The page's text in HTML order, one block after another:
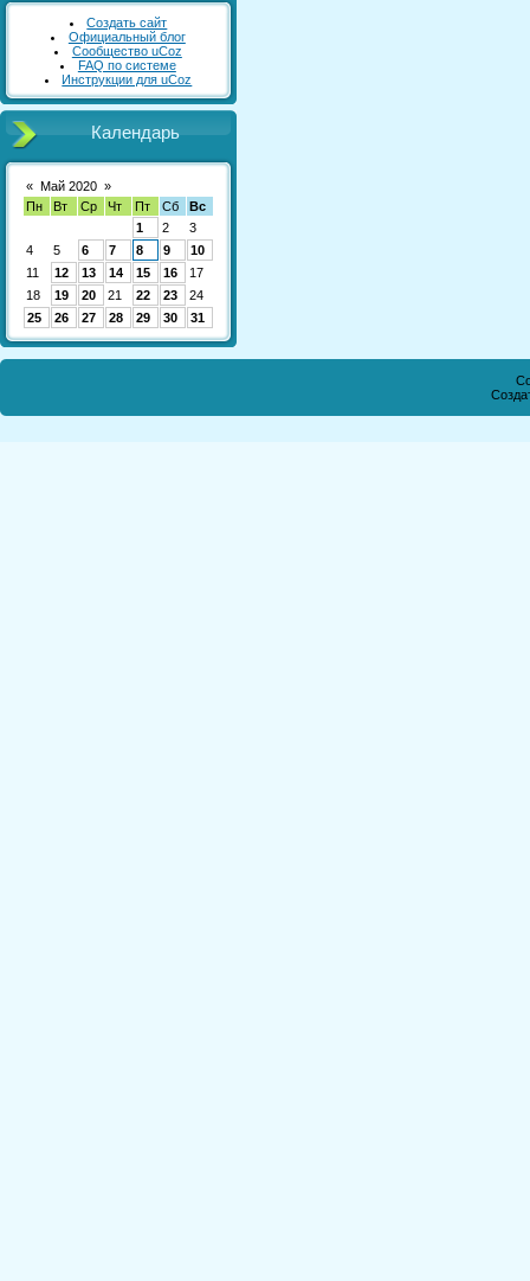
Создать сайт
Официальный блог
Сообщество uCoz
FAQ по системе
Инструкции для uCoz
Календарь
« Май 2020 »
Пн
Вт Ср Чт Пт Сб
Вс
1
2
3
4
5 6 7 8 9
10
11
12 13 14 15 16
17
18
19 20 21 22 23
24
25
26 27 28 29 30 31